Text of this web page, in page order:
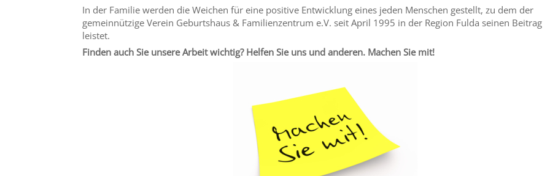
In der Familie werden die Weichen für eine positive Entwicklung eines jeden Menschen gestellt, zu dem der
gemeinnützige Verein Geburtshaus & Familienzentrum e.V. seit April 1995 in der Region Fulda seinen Beitrag
leistet.
Finden auch Sie unsere Arbeit wichtig? Helfen Sie uns und anderen. Machen Sie mit!